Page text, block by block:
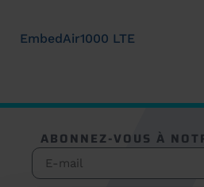
EmbedAir1000 LTE
ABONNEZ-VOUS À